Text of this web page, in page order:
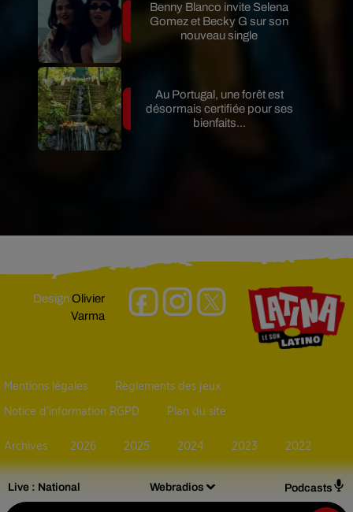
Live : National Webradios Podcasts
Benny Blanco invite Selena
Gomez et Becky G sur son
nouveau single
Au Portugal, une forêt est
désormais certifiée pour ses
bienfaits...
DesignOlivier
Varma
Mentions légales Règlements des jeux
Notice d’information RGPD Plan du site
Archives 2026 2025 2024 2023 2022